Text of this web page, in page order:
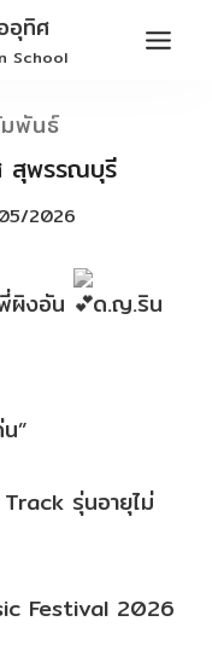
อุทิศ
School
พันธ์
สุพรรณบุรี
2026
ผิงอัน
ด.ญ.ริน
”
รุ่นอายุไม่
Festival 2026